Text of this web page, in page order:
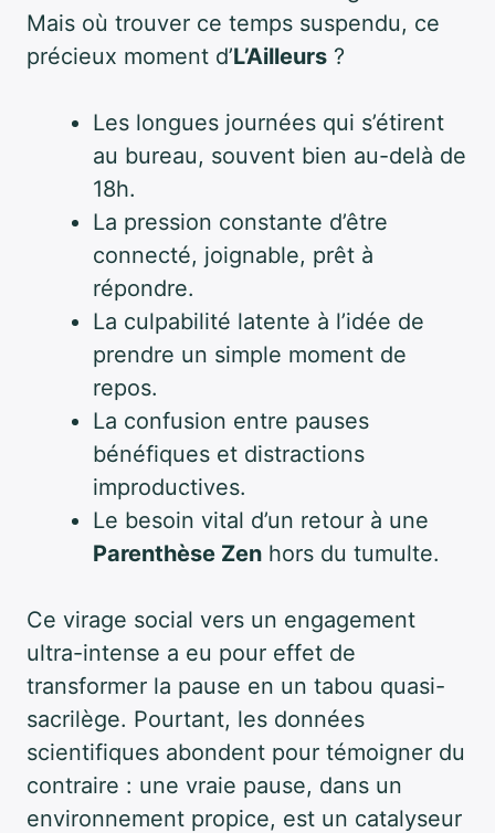
Mais où trouver ce temps suspendu, ce
précieux moment d’L’Ailleurs ?
Les longues journées qui s’étirent
au bureau, souvent bien au-delà de
18h.
La pression constante d’être
connecté, joignable, prêt à
répondre.
La culpabilité latente à l’idée de
prendre un simple moment de
repos.
La confusion entre pauses
bénéfiques et distractions
improductives.
Le besoin vital d’un retour à une
Parenthèse Zen hors du tumulte.
Ce virage social vers un engagement
ultra-intense a eu pour effet de
transformer la pause en un tabou quasi-
sacrilège. Pourtant, les données
scientifiques abondent pour témoigner du
contraire : une vraie pause, dans un
environnement propice, est un catalyseur